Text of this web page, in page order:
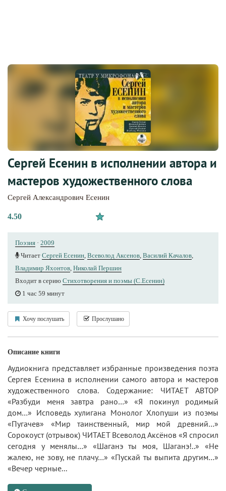
Сергей Есенин в исполнении автора и
мастеров художественного слова
Сергей Александрович Есенин
4.50
Поэзия · 2009
Читает Сергей Есенин, Всеволод Аксенов, Василий Качалов,
Владимир Яхонтов, Николай Першин
Входит в серию Стихотворения и поэмы (С.Есенин)
1 час 59 минут
Хочу послушать Прослушано
Описание книги
Аудиокнига представляет избранные произведения поэта
Сергея Есенина в исполнении самого автора и мастеров
художественного слова. Содержание: ЧИТАЕТ АВТОР
«Разбуди меня завтра рано…» «Я покинул родимый
дом…» Исповедь хулигана Монолог Хлопуши из поэмы
«Пугачев» «Мир таинственный, мир мой древний…»
Сорокоуст (отрывок) ЧИТАЕТ Всеволод Аксёнов «Я спросил
сегодня у менялы…» «Шаганэ ты моя, Шаганэ!..» «Не
жалею, не зову, не плачу…» «Пускай ты выпита другим…»
«Вечер черные...